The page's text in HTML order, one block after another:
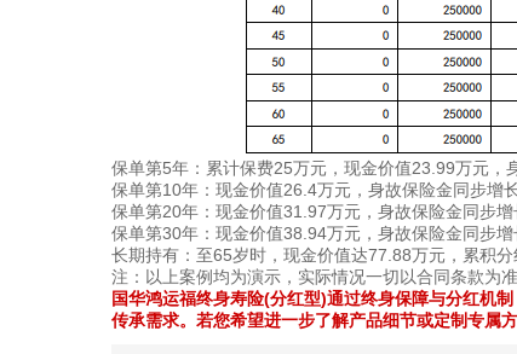
保单第5年​​：累计保费25万元，现金价值23.99万元，
保单第10年​​：现金价值26.4万元，身故保险金同步增
保单第20年​​：现金价值31.97万元，身故保险金同步
保单第30年​​：现金价值38.94万元，身故保险金同步
长期持有​​：至65岁时，现金价值达77.88万元，累积分
注：以上案例均为演示，实际情况一切以合同条款为
国华鸿运福终身寿险(分红型)​​通过终身保障与分红机
传承需求。若您希望进一步了解产品细节或定制专属